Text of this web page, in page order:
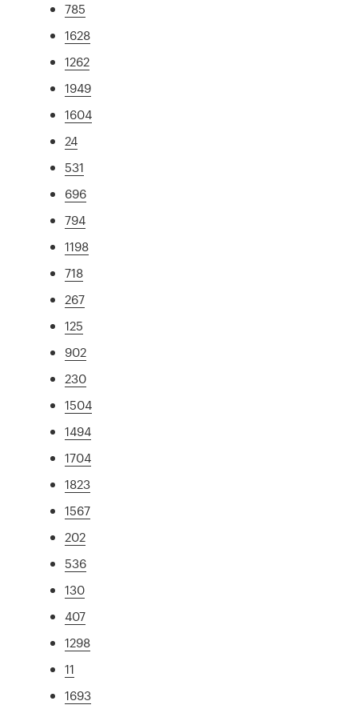
785
1628
1262
1949
1604
24
531
696
794
1198
718
267
125
902
230
1504
1494
1704
1823
1567
202
536
130
407
1298
11
1693